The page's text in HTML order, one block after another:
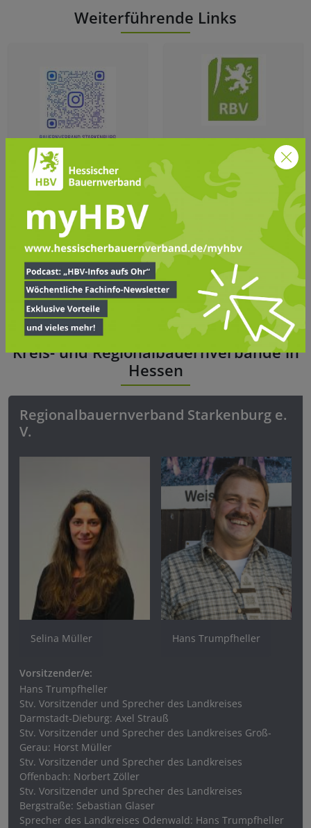
Weiterführende Links
Instagram RBV
Satzung
Satzung Stand
30.06.2025
Fit For Farming
Kreis- und Regionalbauernverbände in
Hessen
Regionalbauernverband Starkenburg e.
V.
Vorsitzender/e:
Hans Trumpfheller
Stv. Vorsitzender und Sprecher des Landkreises
Darmstadt-Dieburg: Axel Strauß
Stv. Vorsitzender und Sprecher des Landkreises Groß-
Gerau: Horst Müller
Stv. Vorsitzender und Sprecher des Landkreises
Offenbach: Norbert Zöller
Stv. Vorsitzender und Sprecher des Landkreises
Bergstraße: Sebastian Glaser
Sprecher des Landkreises Odenwald: Hans Trumpfheller
Selina Müller Hans Trumpfheller